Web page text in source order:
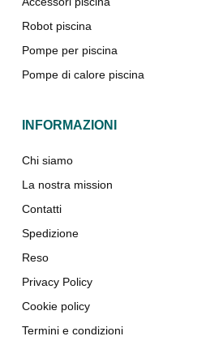
Robot piscina
Pompe per piscina
Pompe di calore piscina
INFORMAZIONI
Chi siamo
La nostra mission
Contatti
Spedizione
Reso
Privacy Policy
Cookie policy
Termini e condizioni